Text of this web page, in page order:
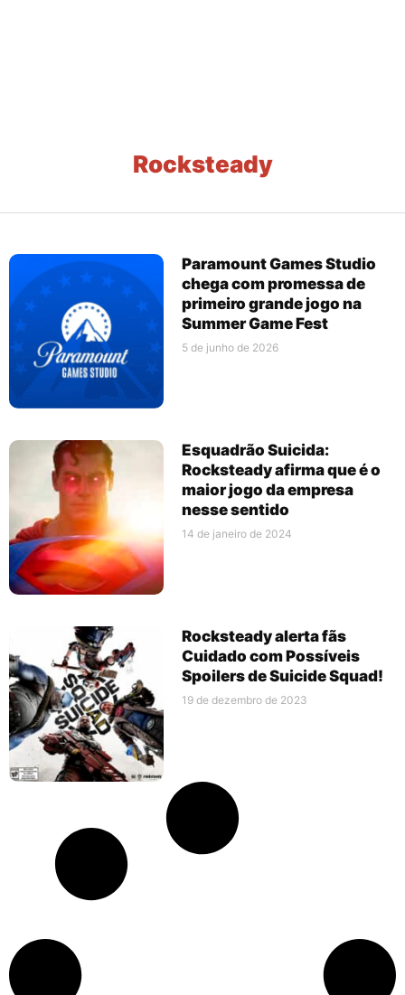
Rocksteady
Paramount Games Studio
chega com promessa de
primeiro grande jogo na
Summer Game Fest
5 de junho de 2026
Esquadrão Suicida:
Rocksteady afirma que é o
maior jogo da empresa
nesse sentido
14 de janeiro de 2024
Rocksteady alerta fãs
Cuidado com Possíveis
Spoilers de Suicide Squad!
19 de dezembro de 2023